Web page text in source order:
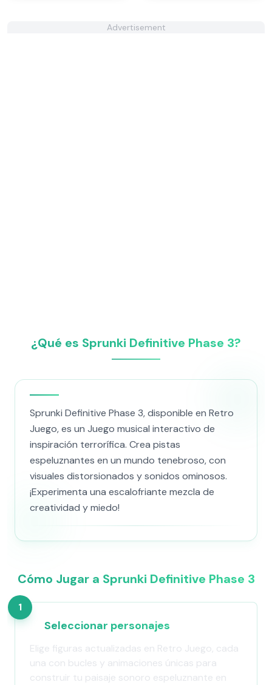
Advertisement
¿Qué es Sprunki Definitive Phase 3?
Sprunki Definitive Phase 3, disponible en Retro
Juego, es un Juego musical interactivo de
inspiración terrorífica. Crea pistas
espeluznantes en un mundo tenebroso, con
visuales distorsionados y sonidos ominosos.
¡Experimenta una escalofriante mezcla de
creatividad y miedo!
Cómo Jugar a Sprunki Definitive Phase 3
1
Seleccionar personajes
Elige figuras actualizadas en Retro Juego, cada
una con bucles y animaciones únicas para
construir tu paisaje sonoro espeluznante en